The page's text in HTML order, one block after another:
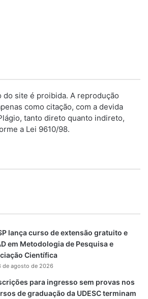
do site é proibida. A reprodução
como citação, com a devida
tanto direto quanto indireto,
a Lei 9610/98.
lança curso de extensão gratuito e
em Metodologia de Pesquisa e
Científica
de agosto de 2026
para ingresso sem provas nos
de graduação da UDESC terminam